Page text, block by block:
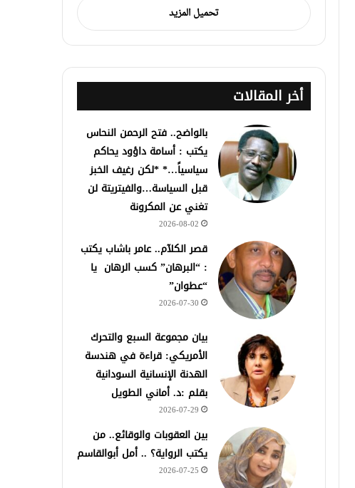
تحميل المزيد
أخر المقالات
بالواضح.. فتح الرحمن النحاس
يكتب : أسامة داؤود يحاكم
سياسياً…* *لكن رغيف الخبز
قبل السياسة…والفيتريتة لن
تغني عن المكرونة
2026-08-02
قصر الكلآم.. عامر باشاب يكتب
: “البرهان” كسب الرهان يا
“عطوان”
2026-07-30
بيان مجموعة السبع والتحرك
الأمريكي: قراءة في هندسة
الهدنة الإنسانية السودانية
بقلم :د. أماني الطويل
2026-07-29
بين العقوبات والوقائع.. من
يكتب الرواية؟ .. أمل أبوالقاسم
2026-07-25